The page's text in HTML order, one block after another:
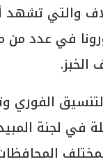
والتي
في عدد
الخبز.
الفوري
في لجنة
بمختلف